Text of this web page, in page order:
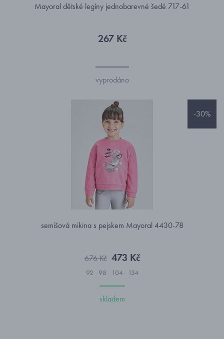
Mayoral dětské legíny jednobarevné šedé 717-61
267 Kč
vyprodáno
-30%
semišová mikina s pejskem Mayoral 4430-78
676 Kč 473 Kč
92 98 104 134
skladem